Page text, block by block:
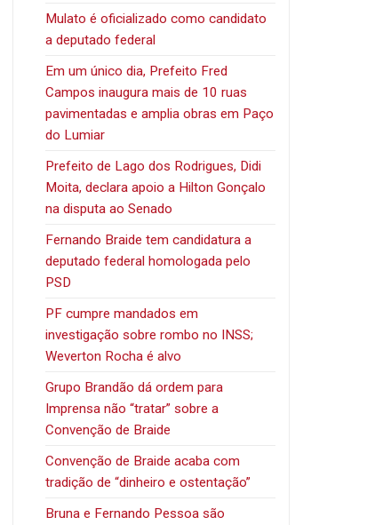
Mulato é oficializado como candidato
a deputado federal
Em um único dia, Prefeito Fred
Campos inaugura mais de 10 ruas
pavimentadas e amplia obras em Paço
do Lumiar
Prefeito de Lago dos Rodrigues, Didi
Moita, declara apoio a Hilton Gonçalo
na disputa ao Senado
Fernando Braide tem candidatura a
deputado federal homologada pelo
PSD
PF cumpre mandados em
investigação sobre rombo no INSS;
Weverton Rocha é alvo
Grupo Brandão dá ordem para
Imprensa não “tratar” sobre a
Convenção de Braide
Convenção de Braide acaba com
tradição de “dinheiro e ostentação”
Bruna e Fernando Pessoa são